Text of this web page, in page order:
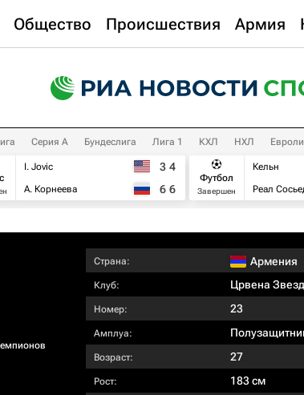
Общество Происшествия Армия
Серия А Бундеслига Лига 1 КХЛ НХЛ
I. Jovic
А. Корнеева
3 4
6 6
Футбол
Завершен
Кельн
Реал
Страна: Армения
Клуб: Црвена
Номер: 23
Амплуа:
Возраст: 27
Рост: 183 см